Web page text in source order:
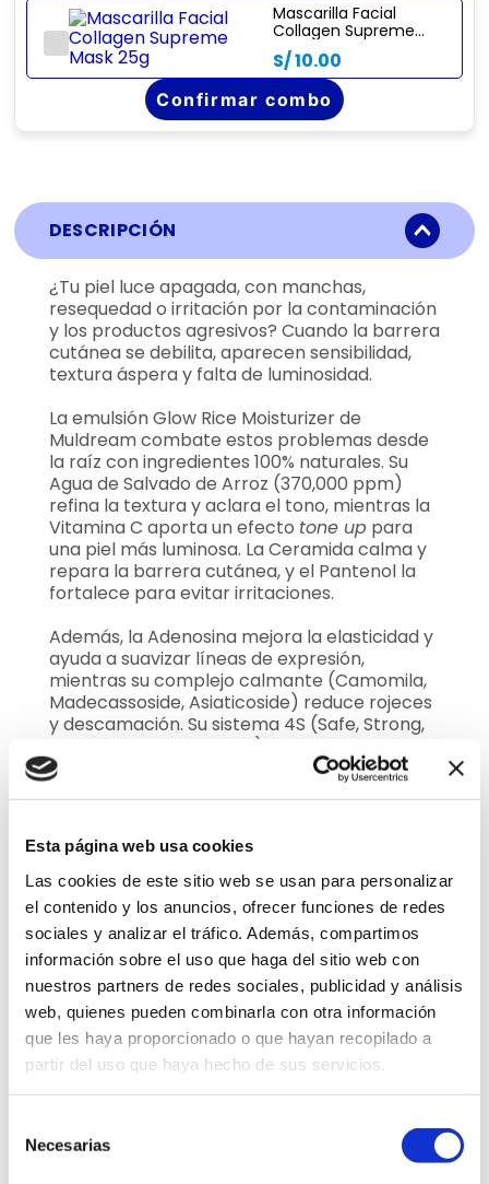
Esta página web usa cookies
Las cookies de este sitio web se usan para personalizar
el contenido y los anuncios, ofrecer funciones de redes
sociales y analizar el tráfico. Además, compartimos
información sobre el uso que haga del sitio web con
nuestros partners de redes sociales, publicidad y análisis
web, quienes pueden combinarla con otra información
que les haya proporcionado o que hayan recopilado a
partir del uso que haya hecho de sus servicios.
Necesarias
Mascarilla Facial
Collagen Supreme
Mask 25g
S/ 10.00
Confirmar combo
DESCRIPCIÓN
¿Tu piel luce apagada, con manchas,
resequedad o irritación por la contaminación
y los productos agresivos? Cuando la barrera
cutánea se debilita, aparecen sensibilidad,
textura áspera y falta de luminosidad.
La emulsión Glow Rice Moisturizer de
Muldream combate estos problemas desde
la raíz con ingredientes 100% naturales. Su
Agua de Salvado de Arroz (370,000 ppm)
refina la textura y aclara el tono, mientras la
Vitamina C aporta un efecto tone uppara
una piel más luminosa. La Ceramida calma y
repara la barrera cutánea, y el Pantenol la
fortalece para evitar irritaciones.
Además, la Adenosina mejora la elasticidad y
ayuda a suavizar líneas de expresión,
mientras su complejo calmante (Camomila,
Madecassoside, Asiaticoside) reduce rojeces
y descamación. Su sistema 4S (Safe, Strong,
Soothing, Skin Balancing) asegura un
tratamiento seguro, equilibrante y
profundamente hidratante para pieles
Ideal para usar de día y noche, esta emulsión
transforma una piel agotada en una piel
suave, uniforme y radiante desde las
primeras aplicaciones. Ordénala hoy y
recupera la luminosidad natural de tu piel.